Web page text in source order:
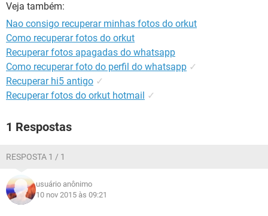
Veja também:
Nao consigo recuperar minhas fotos do orkut
Como recuperar fotos do orkut
Recuperar fotos apagadas do whatsapp
Como recuperar foto do perfil do whatsapp ✓
Recuperar hi5 antigo ✓
Recuperar fotos do orkut hotmail ✓
1 Respostas
RESPOSTA 1 / 1
usuário anônimo
10 nov 2015 às 09:21